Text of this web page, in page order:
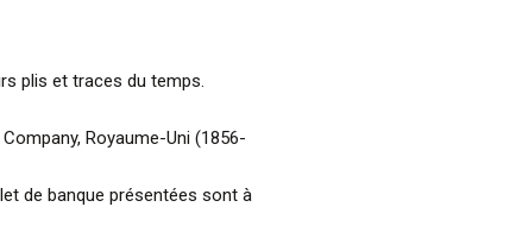
plis et traces du temps.
Royaume-Uni (1856-
de banque présentées sont à